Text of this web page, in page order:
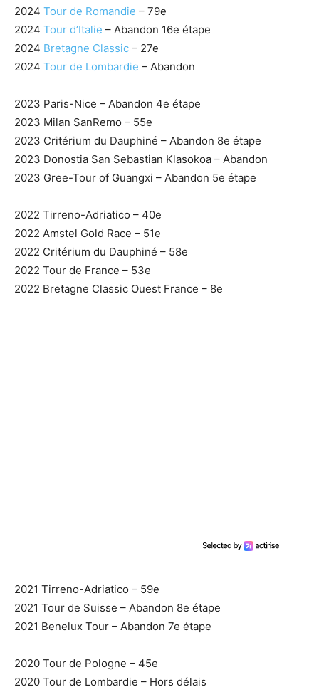
2024 Tour de Romandie – 79e
2024 Tour d’Italie – Abandon 16e étape
2024 Bretagne Classic – 27e
2024 Tour de Lombardie – Abandon
2023 Paris-Nice – Abandon 4e étape
2023 Milan SanRemo – 55e
2023 Critérium du Dauphiné – Abandon 8e étape
2023 Donostia San Sebastian Klasokoa – Abandon
2023 Gree-Tour of Guangxi – Abandon 5e étape
2022 Tirreno-Adriatico – 40e
2022 Amstel Gold Race – 51e
2022 Critérium du Dauphiné – 58e
2022 Tour de France – 53e
2022 Bretagne Classic Ouest France – 8e
2021 Tirreno-Adriatico – 59e
2021 Tour de Suisse – Abandon 8e étape
2021 Benelux Tour – Abandon 7e étape
2020 Tour de Pologne – 45e
2020 Tour de Lombardie – Hors délais